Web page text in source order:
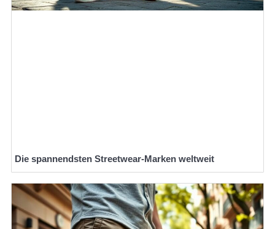
Die spannendsten Streetwear-Marken weltweit